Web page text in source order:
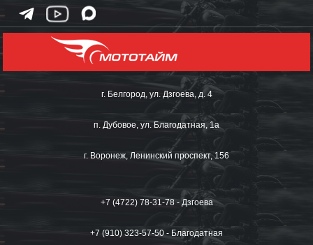
г. Белгород, ул. Дзгоева, д. 4
п. Дубовое, ул. Благодатная, 1а
г. Воронеж, Ленинский проспект, 156
+7 (4722) 78-31-78 - Дзгоева
+7 (910) 323-57-50 - Благодатная